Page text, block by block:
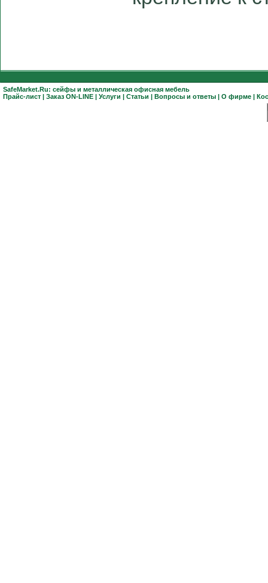
SafeMarket.Ru: сейфы и металлическая офисная мебель
Прайс-лист | Заказ ON-LINE | Услуги | Статьи | Вопросы и ответы | О фирме |